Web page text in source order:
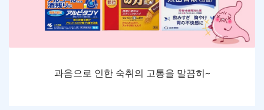
과음으로 인한 숙취의 고통을 말끔히~